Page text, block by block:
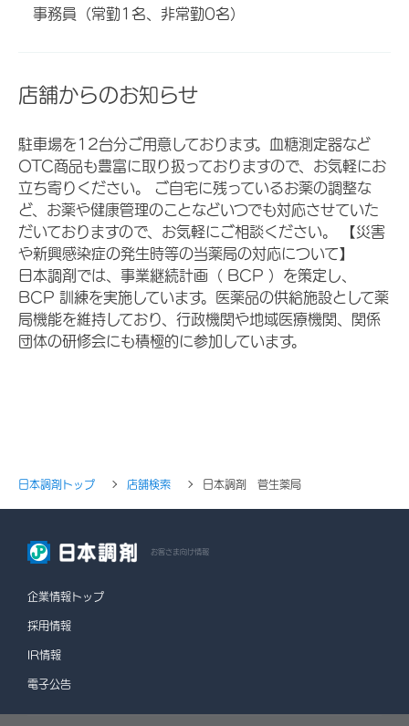
事務員（常勤1名、非常勤0名）
店舗からのお知らせ
駐車場を12台分ご用意しております。血糖測定器など
OTC商品も豊富に取り扱っておりますので、お気軽にお
立ち寄りください。 ご自宅に残っているお薬の調整な
ど、お薬や健康管理のことなどいつでも対応させていた
だいておりますので、お気軽にご相談ください。 【災害
や新興感染症の発生時等の当薬局の対応について】
日本調剤では、事業継続計画（ BCP ）を策定し、
BCP 訓練を実施しています。医薬品の供給施設として薬
局機能を維持しており、行政機関や地域医療機関、関係
団体の研修会にも積極的に参加しています。
日本調剤トップ 店舗検索 日本調剤 菅生薬局
お客さま向け情報
企業情報トップ
採用情報
IR情報
電子公告